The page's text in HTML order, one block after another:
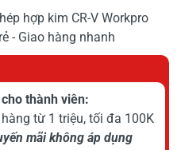
hợp kim CR-V Workpro
- Giao hàng nhanh
thành viên:
từ 1 triệu, tối đa 100K
mãi không áp dụng